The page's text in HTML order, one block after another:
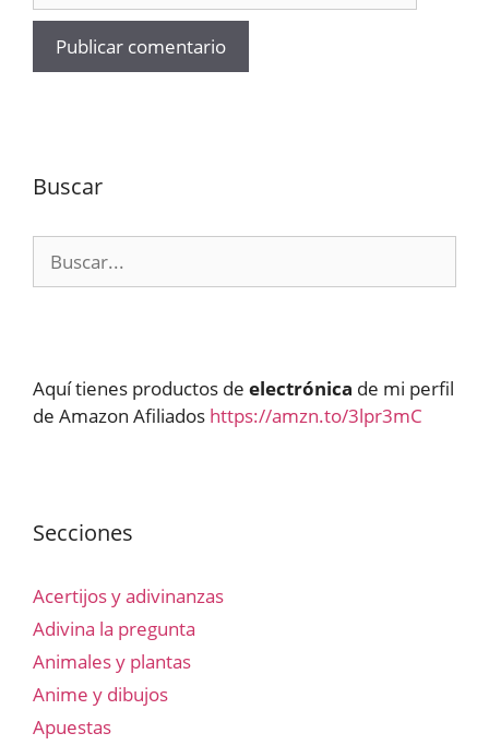
Buscar
Aquí tienes productos de electrónica de mi perfil
de Amazon Afiliados https://amzn.to/3lpr3mC
Secciones
Acertijos y adivinanzas
Adivina la pregunta
Animales y plantas
Anime y dibujos
Apuestas